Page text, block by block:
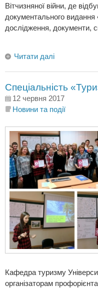
Вітчизняної війни, де
документального
дослідження, документи,
Читати далі
Спеціальність
12 червня 2017
Новини та події
Кафедра туризму
організаторам